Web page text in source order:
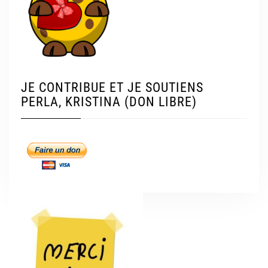
JE CONTRIBUE ET JE SOUTIENS
PERLA, KRISTINA (DON LIBRE)